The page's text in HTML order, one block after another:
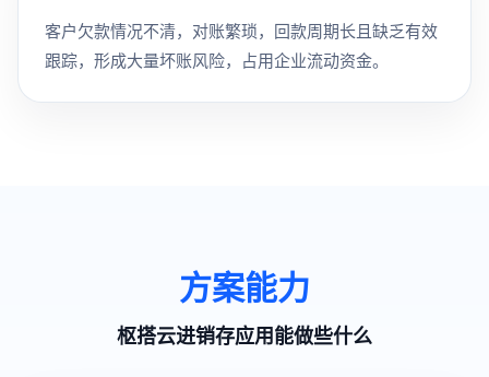
客户欠款情况不清，对账繁琐，回款周期长且缺乏有效
跟踪，形成大量坏账风险，占用企业流动资金。
方案能力
枢搭云进销存应用能做些什么